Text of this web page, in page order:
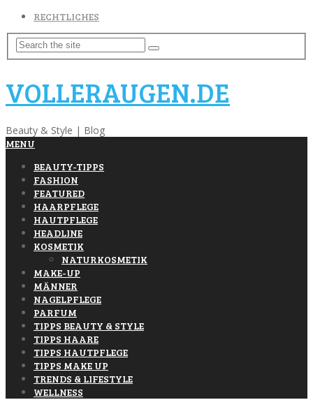
RECHTLICHES
VOLLERAUGEN.DE
Beauty & Style | Blog
MENU
BEAUTY-TIPPS
FASHION
FEATURED
HAARPFLEGE
HAUTPFLEGE
HEADLINE
KOSMETIK
NATURKOSMETIK
MAKE-UP
MÄNNER
NAGELPFLEGE
PARFUM
TIPPS BEAUTY & STYLE
TIPPS HAARE
TIPPS HAUTPFLEGE
TIPPS MAKE UP
TRENDS & LIFESTYLE
WELLNESS